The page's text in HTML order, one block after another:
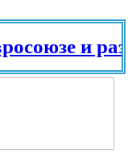
и разных